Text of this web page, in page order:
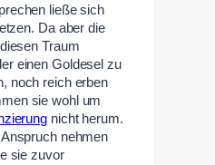
ließe sich
Da aber die
Traum
einen Goldesel zu
noch reich erben
sie wohl um
nicht herum.
nehmen
sie zuvor